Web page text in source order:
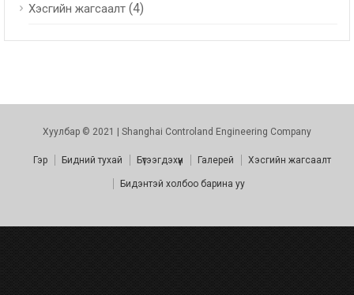
Хэсгийн жагсаалт (4)
Хуулбар © 2021 | Shanghai Controland Engineering Company
Гэр Бидний тухай Бүтээгдэхүүн Галерей Хэсгийн жагсаалт
Бидэнтэй холбоо барина уу